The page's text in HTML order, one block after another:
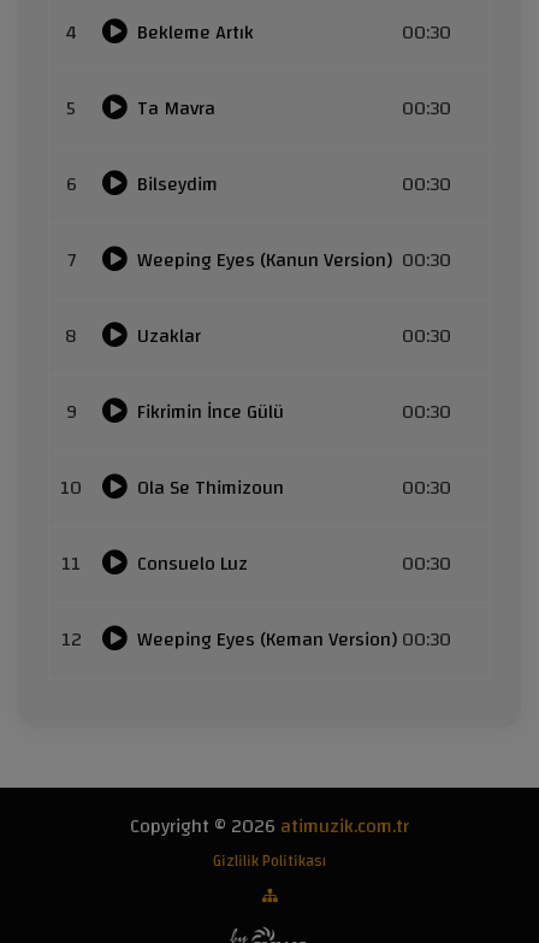
4 Bekleme Artık 00:30
5 Ta Mavra 00:30
6 Bilseydim 00:30
7 Weeping Eyes (Kanun Version) 00:30
8 Uzaklar 00:30
9 Fikrimin İnce Gülü 00:30
10 Ola Se Thimizoun 00:30
11 Consuelo Luz 00:30
12 Weeping Eyes (Keman Version)00:30
Copyright © 2026 atimuzik.com.tr
Gizlilik Politikası